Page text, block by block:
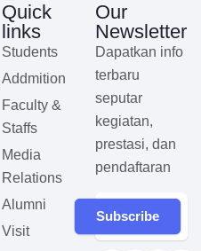
Quick
links
Students
Addmition
Faculty &
Staffs
Media
Relations
Alumni
Visit
Our
Newsletter
Dapatkan info
terbaru
seputar
kegiatan,
prestasi, dan
pendaftaran
Subscribe